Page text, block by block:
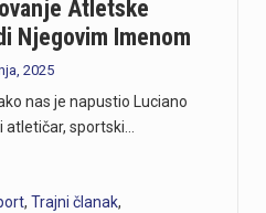
Atletske
Njegovim Imenom
2025
nas je napustio Luciano
sportski…
, Trajni članak,